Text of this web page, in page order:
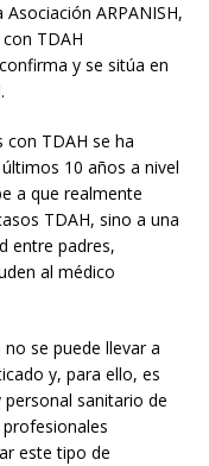
ARPANISH,
TDAH
y se sitúa en
TDAH se ha
10 años a nivel
a que realmente
TDAH, sino a una
entre padres,
al médico
se puede llevar a
y, para ello, es
sanitario de
este tipo de